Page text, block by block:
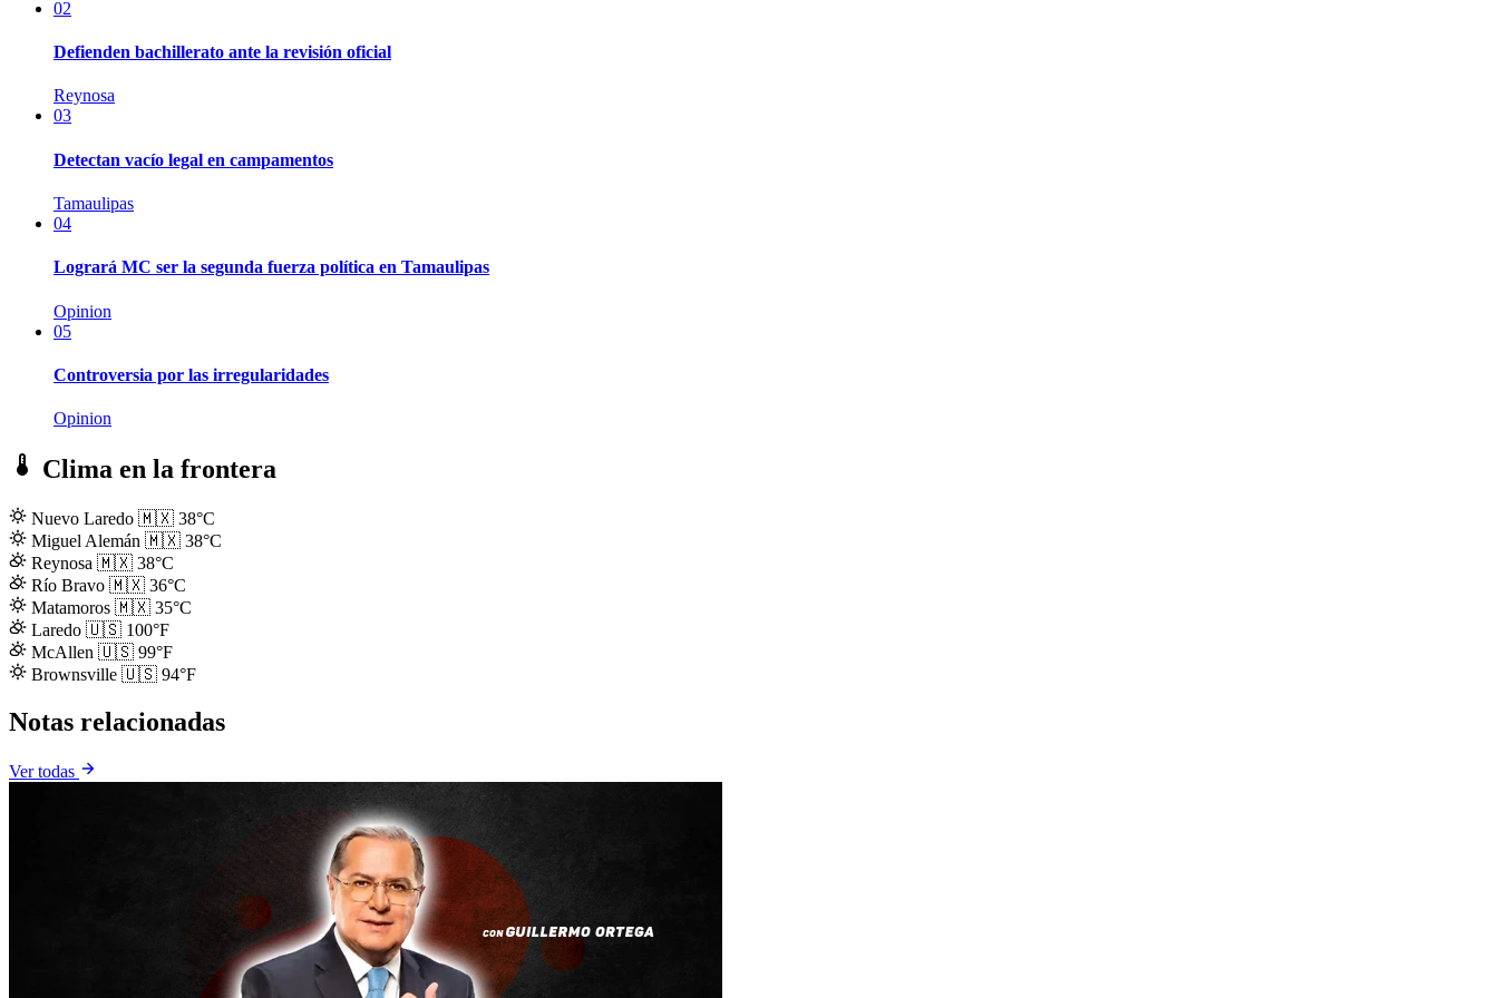
02
Defienden bachillerato ante la revisión oficial
Reynosa
03
Detectan vacío legal en campamentos
Tamaulipas
04
Logrará MC ser la segunda fuerza política en Tamaulipas
Opinion
05
Controversia por las irregularidades
Opinion
Clima en la frontera
Nuevo Laredo 🇲🇽 38°C
Miguel Alemán 🇲🇽 38°C
Reynosa 🇲🇽 38°C
Río Bravo 🇲🇽 36°C
Matamoros 🇲🇽 35°C
Laredo 🇺🇸 100°F
McAllen 🇺🇸 99°F
Brownsville 🇺🇸 94°F
Notas relacionadas
Ver todas